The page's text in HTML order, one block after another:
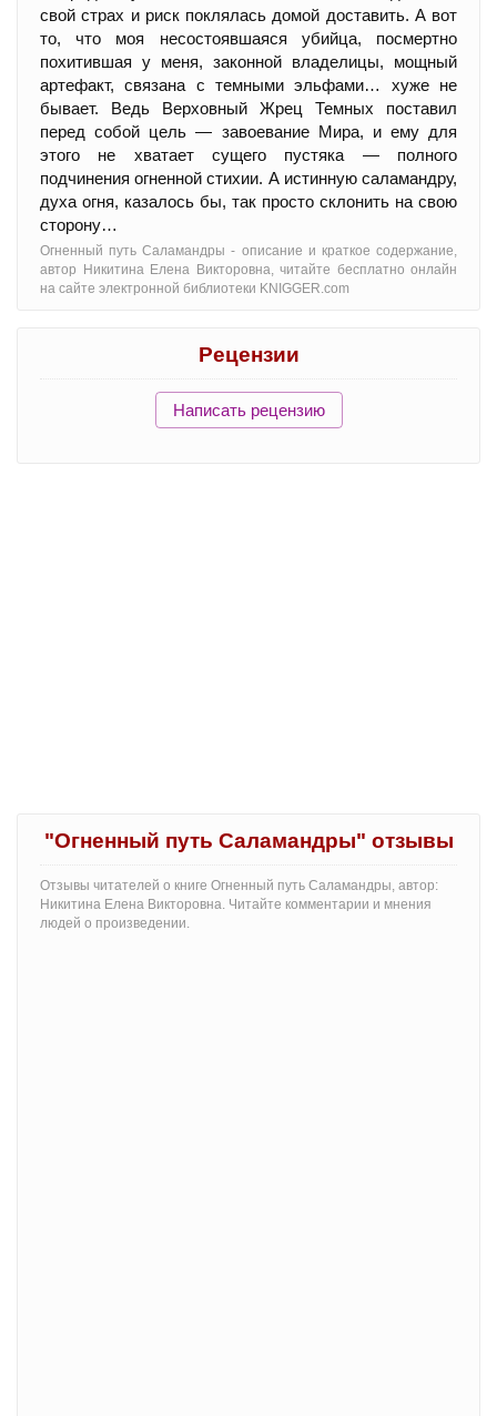
свой страх и риск поклялась домой доставить. А вот
то, что моя несостоявшаяся убийца, посмертно
похитившая у меня, законной владелицы, мощный
артефакт, связана с темными эльфами… хуже не
бывает. Ведь Верховный Жрец Темных поставил
перед собой цель — завоевание Мира, и ему для
этого не хватает сущего пустяка — полного
подчинения огненной стихии. А истинную саламандру,
духа огня, казалось бы, так просто склонить на свою
сторону…
Огненный путь Саламандры - oписание и краткое содержание,
автор Никитина Елена Викторовна, читайте бесплатно онлайн
на сайте электронной библиотеки KNIGGER.com
Рецензии
Написать рецензию
"Огненный путь Саламандры" отзывы
Отзывы читателей о книге Огненный путь Саламандры, автор:
Никитина Елена Викторовна. Читайте комментарии и мнения
людей о произведении.